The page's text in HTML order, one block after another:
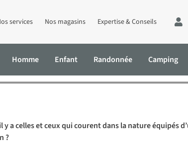
services Nos magasins Expertise & Conseils
Homme Enfant Randonnée Camping
Course d’orientation : qu’est-ce que c’est et
d’orientation :
y a celles et ceux qui courent dans la nature
?